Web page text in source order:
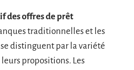
des offres de prêt
traditionnelles et les
distinguent par la variété
propositions. Les